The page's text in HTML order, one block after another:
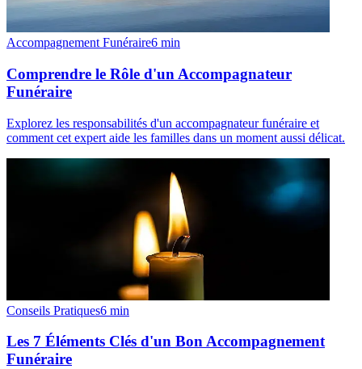
Accompagnement Funéraire6 min
Comprendre le Rôle d'un Accompagnateur
Funéraire
Explorez les responsabilités d'un accompagnateur funéraire et
comment cet expert aide les familles dans un moment aussi délicat.
Conseils Pratiques6 min
Les 7 Éléments Clés d'un Bon Accompagnement
Funéraire